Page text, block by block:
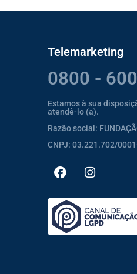
Telemarketing
0800 -
Estamos à sua
atendê-lo (a).
Razão social:
CNPJ: 03.221.702/